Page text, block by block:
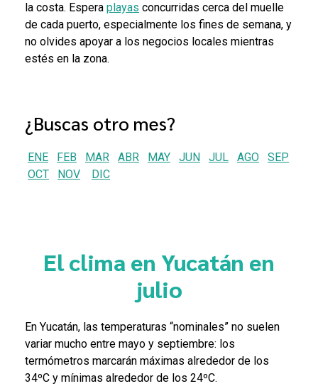
la costa. Espera playas concurridas cerca del muelle
de cada puerto, especialmente los fines de semana, y
no olvides apoyar a los negocios locales mientras
estés en la zona.
¿Buscas otro mes?
ENE FEB MAR ABR MAY JUN JUL AGO
SEP
OCT
NOV DIC
El clima en Yucatán en
julio
En Yucatán, las temperaturas “nominales” no suelen
variar mucho entre mayo y septiembre: los
termómetros marcarán máximas alrededor de los
34ºC y mínimas alrededor de los 24ºC.